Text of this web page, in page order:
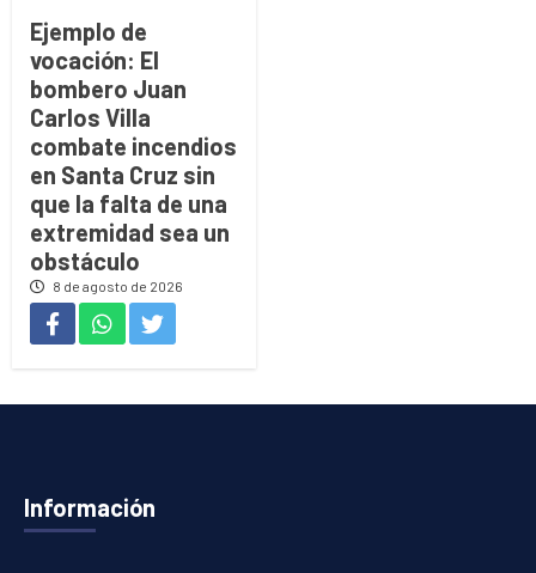
Ejemplo de
vocación: El
bombero Juan
Carlos Villa
combate incendios
en Santa Cruz sin
que la falta de una
extremidad sea un
obstáculo
8 de agosto de 2026
Información